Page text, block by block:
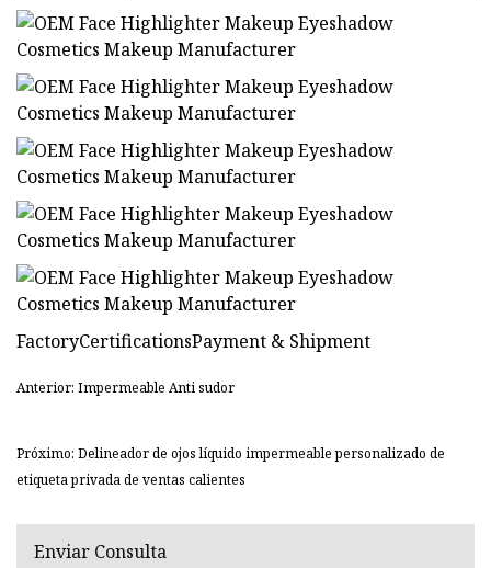
FactoryCertificationsPayment & Shipment
Anterior: Impermeable Anti sudor
Próximo: Delineador de ojos líquido impermeable personalizado de
etiqueta privada de ventas calientes
Enviar Consulta